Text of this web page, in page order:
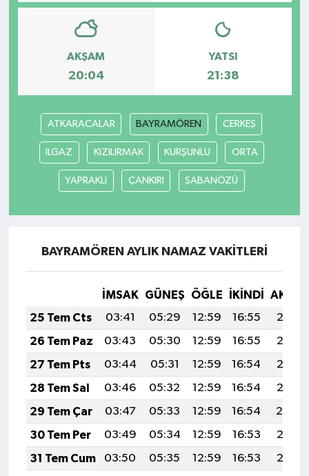
AKŞAM
20:04
YATSI
21:38
ATKARACALAR BAYRAMÖREN CERKEŞ
ILGAZ KIZILIRMAK KURŞUNLU ORTA
YAPRAKLI ÇANKIRI ŞABANÖZÜ
BAYRAMÖREN AYLIK NAMAZ VAKITLERI
İMSAK GÜNEŞ ÖĞLE İKINDI
25 Tem Cts
03:41 05:29 12:59 16:55
20:18
26 Tem Paz
03:43 05:30 12:59 16:55
20:17
27 Tem Pts
03:44 05:31 12:59 16:54
20:16
28 Tem Sal
03:46 05:32 12:59 16:54
20:15
29 Tem Çar
03:47 05:33 12:59 16:54
20:14
30 Tem Per
03:49 05:34 12:59 16:53
20:13
31 Tem Cum
03:50 05:35 12:59 16:53
20:12